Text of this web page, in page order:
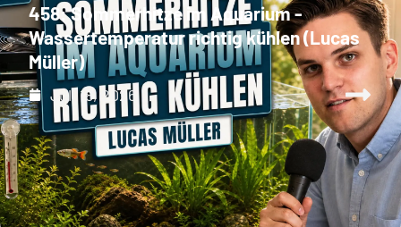
458: Sommerhitze im Aquarium -
Wassertemperatur richtig kühlen (Lucas
Müller)
Juli 18, 2026